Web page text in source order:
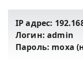
IP адрес:
Логин: admin
Пароль: moxa